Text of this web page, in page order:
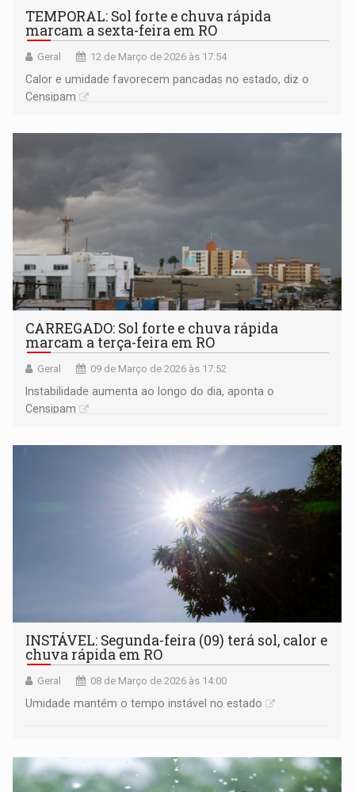
TEMPORAL: Sol forte e chuva rápida
marcam a sexta-feira em RO
Geral 12 de Março de 2026 às 17:54
Calor e umidade favorecem pancadas no estado, diz o
Censipam
CARREGADO: Sol forte e chuva rápida
marcam a terça-feira em RO
Geral 09 de Março de 2026 às 17:52
Instabilidade aumenta ao longo do dia, aponta o
Censipam
INSTÁVEL: Segunda-feira (09) terá sol, calor e
chuva rápida em RO
Geral 08 de Março de 2026 às 14:00
Umidade mantém o tempo instável no estado